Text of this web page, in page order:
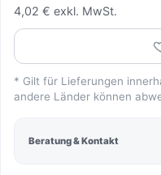
4,02 € exkl. MwSt.
* Gilt für Lieferungen
andere Länder können
Beratung & Kontakt